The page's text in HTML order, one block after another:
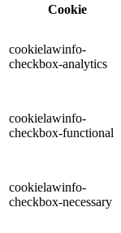
Cookie
cookielawinfo-
checkbox-analytics
cookielawinfo-
checkbox-functional
cookielawinfo-
checkbox-necessary